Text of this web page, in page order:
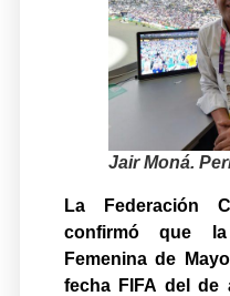
Jair Moná.
La Federación
confirmó que la
Femenina de
fecha FIFA del